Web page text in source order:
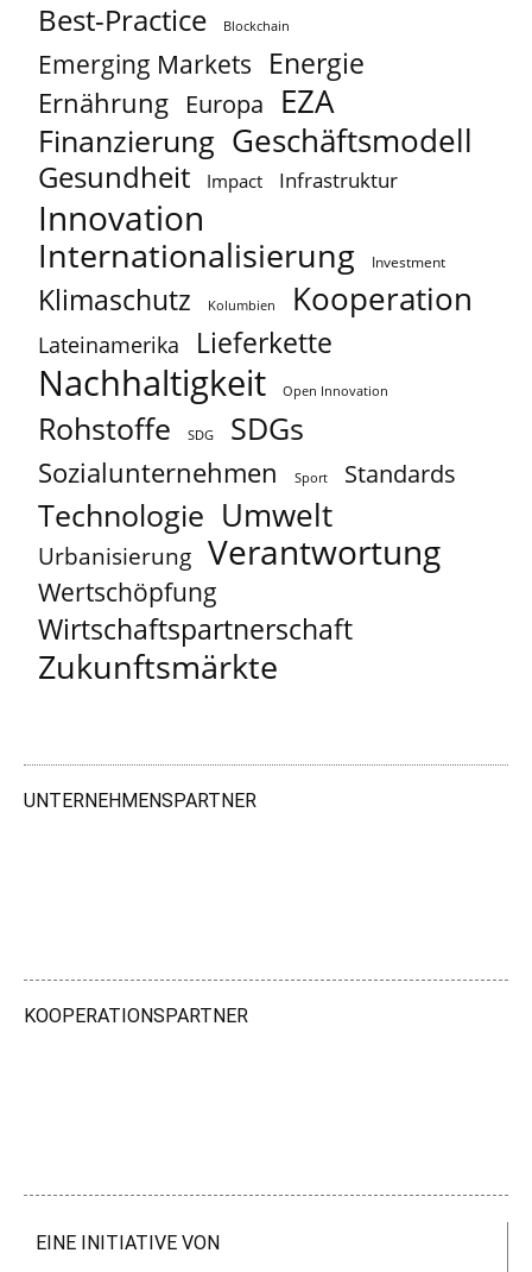
Best-Practice Blockchain
Emerging Markets Energie
Ernährung Europa EZA
Finanzierung Geschäftsmodell
Gesundheit Impact Infrastruktur
Innovation
Internationalisierung Investment
Klimaschutz Kolumbien Kooperation
Lateinamerika Lieferkette
Nachhaltigkeit Open Innovation
Rohstoffe SDG SDGs
Sozialunternehmen Sport Standards
Technologie Umwelt
Urbanisierung Verantwortung
Wertschöpfung
Wirtschaftspartnerschaft
Zukunftsmärkte
UNTERNEHMENSPARTNER
KOOPERATIONSPARTNER
EINE INITIATIVE VON